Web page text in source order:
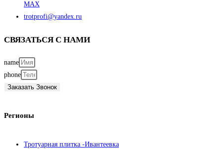
MAX
trotprofi@yandex.ru
СВЯЗАТЬСЯ С НАМИ
name
phone
Заказать Звонок
Регионы
Тротуарная плитка -Ивантеевка